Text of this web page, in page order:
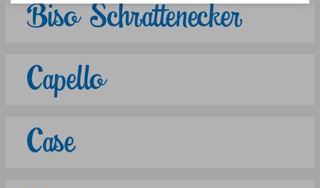
Biso Schrattenecker
Capello
Case